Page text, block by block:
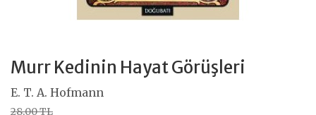
Murr Kedinin Hayat Görüşleri
E. T. A. Hofmann
28,00 TL